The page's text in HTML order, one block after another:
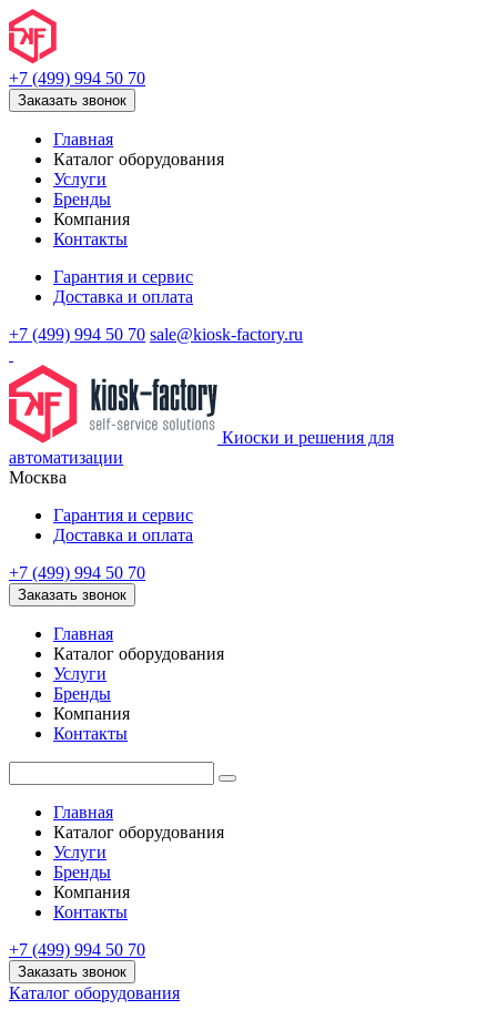
+7 (499) 994 50 70
Заказать звонок
Главная
Каталог оборудования
Услуги
Бренды
Компания
Контакты
Гарантия и сервис
Доставка и оплата
+7 (499) 994 50 70 sale@kiosk-factory.ru
Киоски и решения для
автоматизации
Москва
Гарантия и сервис
Доставка и оплата
+7 (499) 994 50 70
Заказать звонок
Главная
Каталог оборудования
Услуги
Бренды
Компания
Контакты
Главная
Каталог оборудования
Услуги
Бренды
Компания
Контакты
+7 (499) 994 50 70
Заказать звонок
Каталог оборудования